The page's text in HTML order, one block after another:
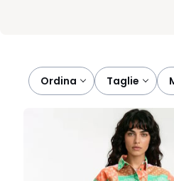
Ordina taglie